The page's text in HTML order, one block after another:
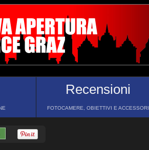
Recensioni
FOTOCAMERE, OBIETTIVI E ACCESSORI